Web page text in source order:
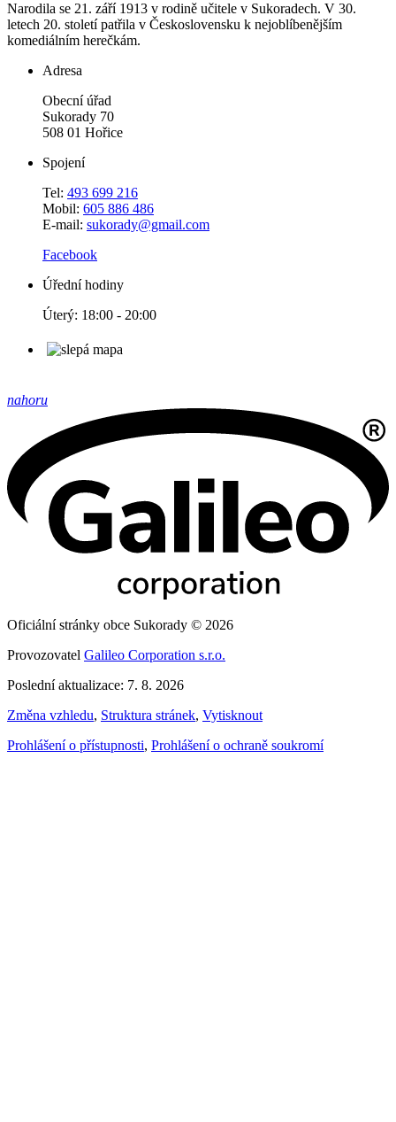
Narodila se 21. září 1913 v rodině učitele v Sukoradech. V 30.
letech 20. století patřila v Československu k nejoblíbenějším
komediálním herečkám.
Adresa
Obecní úřad
Sukorady 70
508 01 Hořice
Spojení
Tel: 493 699 216
Mobil: 605 886 486
E-mail: sukorady@gmail.com
Facebook
Úřední hodiny
Úterý: 18:00 - 20:00
nahoru
Oficiální stránky obce Sukorady © 2026
Provozovatel Galileo Corporation s.r.o.
Poslední aktualizace: 7. 8. 2026
Změna vzhledu, Struktura stránek, Vytisknout
Prohlášení o přístupnosti, Prohlášení o ochraně soukromí